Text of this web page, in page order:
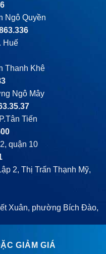
Ngô Quyền
Huế
Thanh Khê
Ngô Mây
Tiến
quận 10
2, Thị Trấn Thạnh Mỹ,
Xuân, phường Bích Đào,
GIẢM GIÁ